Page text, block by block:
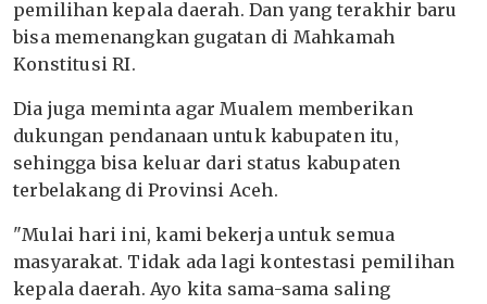
pemilihan kepala daerah. Dan yang terakhir baru
bisa memenangkan gugatan di Mahkamah
Konstitusi RI.
Dia juga meminta agar Mualem memberikan
dukungan pendanaan untuk kabupaten itu,
sehingga bisa keluar dari status kabupaten
terbelakang di Provinsi Aceh.
"Mulai hari ini, kami bekerja untuk semua
masyarakat. Tidak ada lagi kontestasi pemilihan
kepala daerah. Ayo kita sama-sama saling